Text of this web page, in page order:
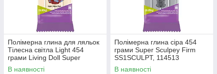
Полімерна глина для ляльок
Тілесна світла Light 454
грами Living Doll Super
Sculpey ZSLD3, 50040003
В наявності
Полімерна глина сіра 454
грами Super Sculpey Firm
SS1SCULPT, 114513
В наявності